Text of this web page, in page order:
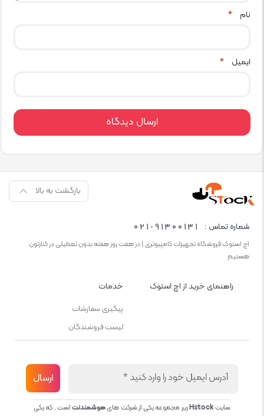
نام *
ایمیل *
بازگشت به بالا
شماره تماس : 021-91300131
اچ استوک فروشگاه تجهیزات کامپیوتری | در هفت روز هفته بدون تعطیلی در کنارتون
هستیم
راهنمای خرید از اچ استوک خدمات
پیگیری سفارشات
لیست فروشندگان
سایتHstockزیر مجموعه یکی از شرکت هایهوشمندنتاست . که یکی